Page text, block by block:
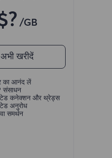
/GB
अभी खरीदें
का आनंद लें
संसाधन
कनेक्शन और थ्रेड्स
अनुरोध
समर्थन